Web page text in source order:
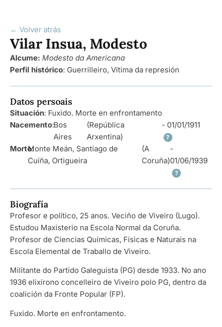
← Volver atrás
Vilar Insua, Modesto
Alcume: Modesto da Americana
Perfil histórico: Guerrilleiro, Vítima da represión
Datos persoais
Situación: Fuxido. Morte en enfrontamento
Nacemento:Bos
Aires
(República
Arxentina)
- 01/01/1911
?
Morte:
Monte Meán, Santiago de
Cuíña, Ortigueira
(A
Coruña)
-
01/06/1939
?
Biografía
Profesor e político, 25 anos. Veciño de Viveiro (Lugo).
Estudou Maxisterio na Escola Normal da Coruña.
Profesor de Ciencias Químicas, Físicas e Naturais na
Escola Elemental de Traballo de Viveiro.
Militante do Partido Galeguista (PG) desde 1933. No ano
1936 elixírono concelleiro de Viveiro polo PG, dentro da
coalición da Fronte Popular (FP).
Fuxido. Morte en enfrontamento.